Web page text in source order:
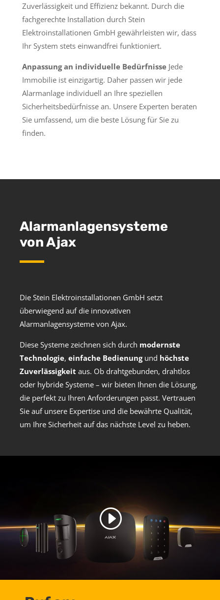
Zuverlässigkeit und Effizienz bekannt. Durch die
fachgerechte Installation durch Stein
Elektroinstallationen GmbH gewährleisten wir, dass
Ihr System stets einwandfrei funktioniert.
Anpassung an individuelle BedürfnisseJede
Immobilie ist einzigartig. Daher passen wir jede
Alarmanlage individuell an Ihre speziellen
Sicherheitsbedürfnisse an. Unsere Experten beraten
Sie umfassend, um die beste Lösung für Sie zu
finden.
Alarmanlagensysteme
von Ajax
Die Stein Elektroinstallationen GmbH setzt
überwiegend auf die innovativen
Alarmanlagensysteme von Ajax.
Diese Systeme zeichnen sich durch modernste
Technologie, einfache Bedienungund höchste
Zuverlässigkeit aus. Ob drahtgebunden, drahtlos
oder hybride Systeme – wir bieten Ihnen die Lösung,
die perfekt zu Ihren Anforderungen passt. Vertrauen
Sie auf unsere Expertise und die bewährte Qualität,
um Ihre Sicherheit auf das nächste Level zu heben.